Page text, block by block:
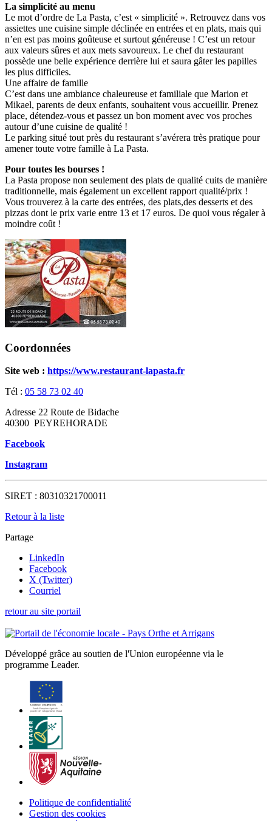
La simplicité au menu
Le mot d’ordre de La Pasta, c’est « simplicité ». Retrouvez dans vos
assiettes une cuisine simple déclinée en entrées et en plats, mais qui
n’en est pas moins goûteuse et surtout généreuse ! C’est un retour
aux valeurs sûres et aux mets savoureux. Le chef du restaurant
possède une belle expérience derrière lui et saura gâter les papilles
les plus difficiles.
Une affaire de famille
C’est dans une ambiance chaleureuse et familiale que Marion et
Mikael, parents de deux enfants, souhaitent vous accueillir. Prenez
place, détendez-vous et passez un bon moment avec vos proches
autour d’une cuisine de qualité !
Le parking situé tout près du restaurant s’avérera très pratique pour
amener toute votre famille à La Pasta.
Pour toutes les bourses !
La Pasta propose non seulement des plats de qualité cuits de manière
traditionnelle, mais également un excellent rapport qualité/prix !
Vous trouverez à la carte des entrées, des plats,des desserts et des
pizzas dont le prix varie entre 13 et 17 euros. De quoi vous régaler à
moindre coût !
Coordonnées
Site web : https://www.restaurant-lapasta.fr
Tél : 05 58 73 02 40
Adresse 22 Route de Bidache
40300 PEYREHORADE
Facebook
Instagram
SIRET : 80310321700011
Retour à la liste
Partage
LinkedIn
Facebook
X (Twitter)
Courriel
retour au site portail
Développé grâce au soutien de l'Union européenne via le
programme Leader.
Politique de confidentialité
Gestion des cookies